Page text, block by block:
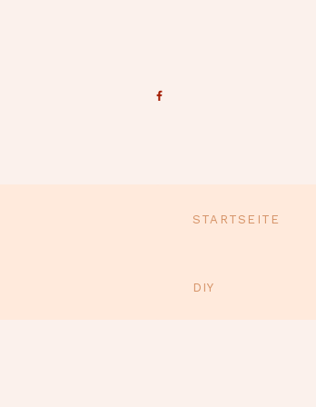
STARTSEITE
DIY